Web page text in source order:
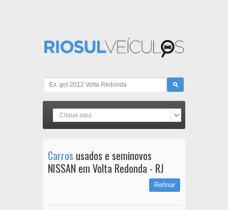
Carros usados e seminovos
NISSAN em Volta Redonda - RJ
Refinar